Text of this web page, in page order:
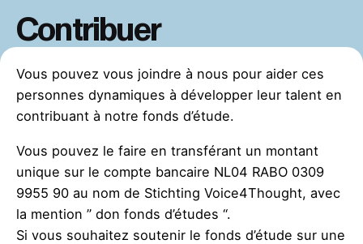
Vous pouvez vous joindre à nous pour aider ces
personnes dynamiques à développer leur talent en
contribuant à notre fonds d’étude.
Vous pouvez le faire en transférant un montant
unique sur le compte bancaire NL04 RABO 0309
9955 90 au nom de Stichting Voice4Thought, avec
la mention ” don fonds d’études “.
Si vous souhaitez soutenir le fonds d’étude sur une